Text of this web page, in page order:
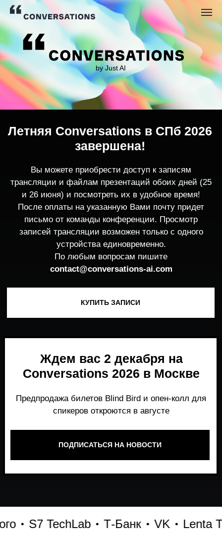
by Just AI
трансляции и файлам презентаций обоих дней (25
После оплаты на указанную Вами почту придет
записей трансляции возможен только с одного
устройства единовременно.
По любым вопросам пишите
contact@conversations-ai.co m
Летняя Conversations в СПб 2026
завершена!
Ждем вас 2 декабря на
Conversations 2026 в Москве
ПОДПИСАТЬСЯ НА НОВОСТИ
S7 TechLab Т-Банк VK Lenta Tech
Место, где можно получить честный,
работает и формирует рынок генеративного